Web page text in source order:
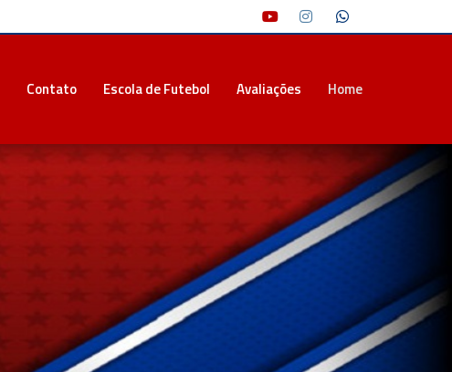
Contato Escola de Futebol Avaliações Home